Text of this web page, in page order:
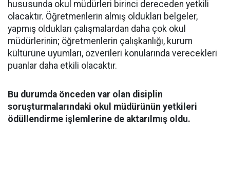
hususunda okul müdürleri birinci dereceden yetkili
olacaktır. Öğretmenlerin almış oldukları belgeler,
yapmış oldukları çalışmalardan daha çok okul
müdürlerinin; öğretmenlerin çalışkanlığı, kurum
kültürüne uyumları, özverileri konularında verecekleri
puanlar daha etkili olacaktır.
Bu durumda önceden var olan disiplin
soruşturmalarındaki okul müdürünün yetkileri
ödüllendirme işlemlerine de aktarılmış oldu.